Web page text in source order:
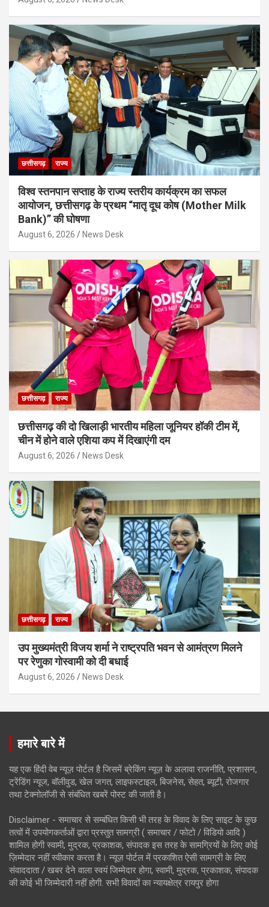
छत्तीसगढ़ राज्य
विश्व स्तनपान सप्ताह के राज्य स्तरीय कार्यक्रम का सफल
आयोजन, छत्तीसगढ़ के प्रथम “मातृ दूध कोष (Mother Milk
Bank)” की घोषणा
August 6, 2026 News Desk
छत्तीसगढ़ राज्य
छत्तीसगढ़ की दो खिलाड़ी भारतीय महिला जूनियर हॉकी टीम में,
चीन में होने वाले एशिया कप में दिखाएंगी दम
August 6, 2026 News Desk
छत्तीसगढ़ राज्य
उप मुख्यमंत्री विजय शर्मा ने राष्ट्रपति भवन से आमंत्रण मिलने
पर रेणुका गोस्वामी को दी बधाई
August 6, 2026 News Desk
हमारे बारे में
यह एक हिंदी वेब न्यूज़ पोर्टल है जिसमें ब्रेकिंग न्यूज़ के अलावा राजनीति, प्रशासन,
ट्रेंडिंग न्यूज, बॉलीवुड, खेल जगत, लाइफस्टाइल, बिजनेस, सेहत, ब्यूटी, रोजगार
तथा टेक्नोलॉजी से संबंधित खबरें पोस्ट की जाती है।
Disclaimer - समाचार से सम्बंधित किसी भी तरह के विवाद के लिए साइट के कुछ
तत्वों में उपयोगकर्ताओं द्वारा प्रस्तुत सामग्री ( समाचार / फोटो / विडियो आदि )
शामिल होगी स्वामी, मुद्रक, प्रकाशक, संपादक इस तरह के सामग्रियों के लिए कोई
ज़िम्मेदार नहीं स्वीकार करता है। न्यूज़ पोर्टल में प्रकाशित ऐसी सामग्री के लिए
संवाददाता / खबर देने वाला स्वयं जिम्मेदार होगा, स्वामी, मुद्रक, प्रकाशक, संपादक
की कोई भी जिम्मेदारी नहीं होगी. सभी विवादों का न्यायक्षेत्र रायपुर होगा